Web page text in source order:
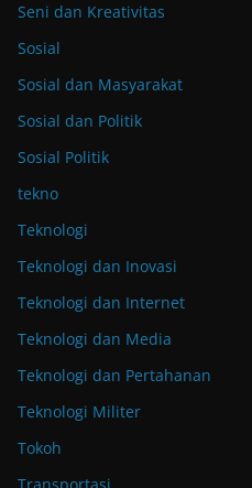
Seni dan Kreativitas
Sosial
Sosial dan Masyarakat
Sosial dan Politik
Sosial Politik
tekno
Teknologi
Teknologi dan Inovasi
Teknologi dan Internet
Teknologi dan Media
Teknologi dan Pertahanan
Teknologi Militer
Tokoh